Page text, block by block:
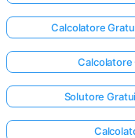
Calcolatore
Calcolatore
Solutore